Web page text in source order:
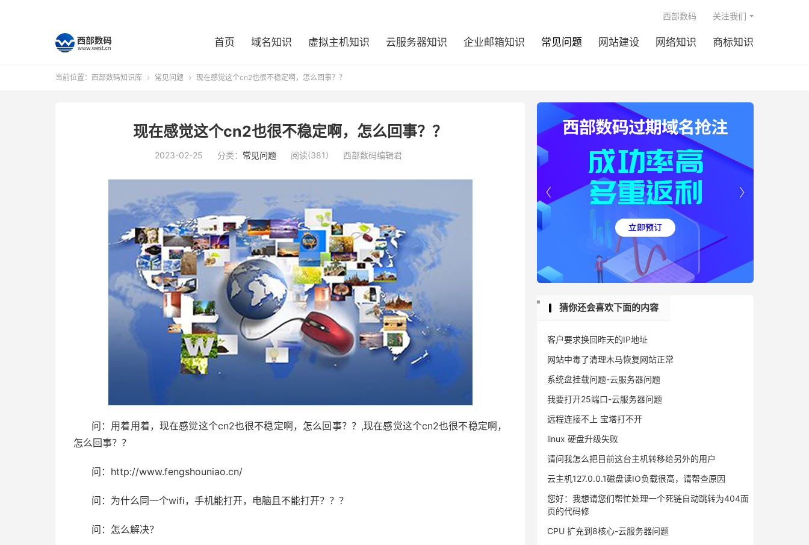
首页 域名知识 虚拟主机知识 云服务器知识 企业邮箱知识 常见问题 网站建设 网络知识 商标知识
西部数码 关注我们
当前位置： 西部数码知识库  常见问题  现在感觉这个cn2也很不稳定啊，怎么回事？？
现在感觉这个cn2也很不稳定啊，怎么回事？？
2023-02-25 分类： 常见问题 阅读(381) 西部数码编辑君
问：用着用着，现在感觉这个cn2也很不稳定啊，怎么回事？？,现在感觉这个cn2也很不稳定啊，
怎么回事？？
问：http://www.fengshouniao.cn/
问：为什么同一个wifi，手机能打开，电脑且不能打开？？？
问：怎么解决？


猜你还会喜欢下面的内容
客户要求换回昨天的IP地址
网站中毒了清理木马恢复网站正常
系统盘挂载问题-云服务器问题
我要打开25端口-云服务器问题
远程连接不上 宝塔打不开
linux 硬盘升级失败
请问我怎么把目前这台主机转移给另外的用户
云主机127.0.0.1磁盘读IO负载很高，请帮查原因
您好：我想请您们帮忙处理一个死链自动跳转为404面
页的代码修
CPU 扩充到8核心-云服务器问题